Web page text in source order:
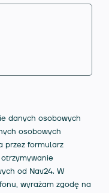
danych osobowych
osobowych
przez formularz
od Nav24. W
wyrażam zgodę na